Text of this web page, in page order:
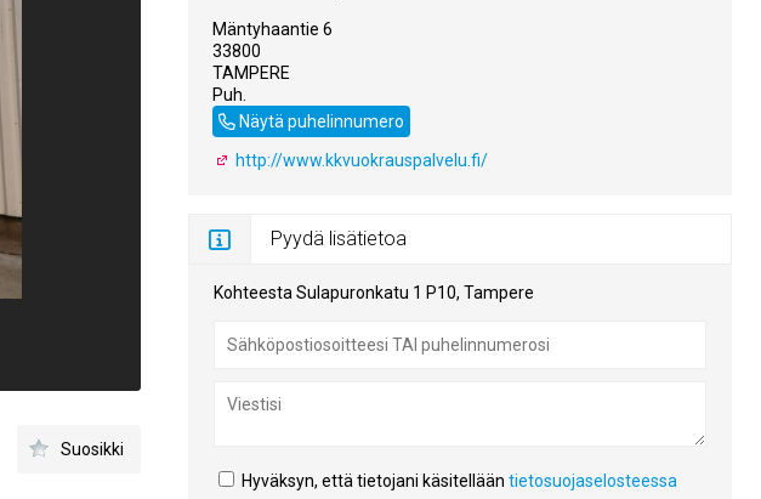
Suosikki
Mäntyhaantie 6
33800
TAMPERE
Puh.
Näytä puhelinnumero
044 2795494
http://www.kkvuokrauspalvelu.fi/
Pyydä lisätietoa
Kohteesta Sulapuronkatu 1 P10, Tampere
Hyväksyn, että tietojani käsitellääntietosuojaselosteessa